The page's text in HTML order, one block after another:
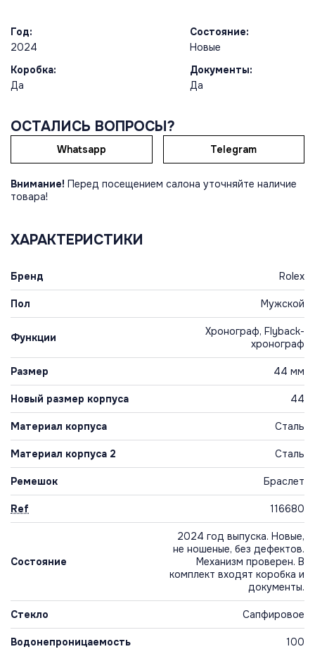
Год:
2024
Состояние:
Новые
Коробка:
Да
Документы:
Да
ОСТАЛИСЬ ВОПРОСЫ?
Whatsapp Telegram
Внимание! Перед посещением салона уточняйте наличие
товара!
ХАРАКТЕРИСТИКИ
Бренд Rolex
Пол Мужской
Функции
Хронограф, Flyback-
хронограф
Размер 44 мм
Новый размер корпуса 44
Материал корпуса Сталь
Материал корпуса 2 Сталь
Ремешок Браслет
Ref 116680
Состояние
2024 год выпуска. Новые,
не ношеные, без дефектов.
Механизм проверен. В
комплект входят коробка и
документы.
Стекло Сапфировое
Водонепроницаемость 100